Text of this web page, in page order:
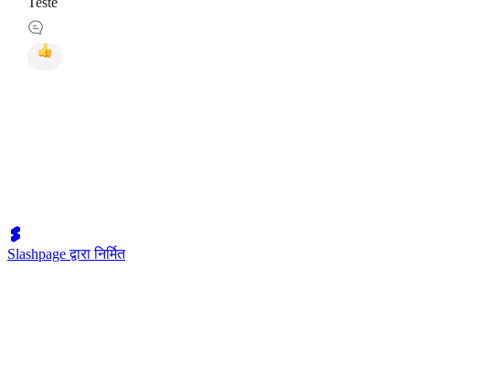
Slashpage द्वारा निर्मित